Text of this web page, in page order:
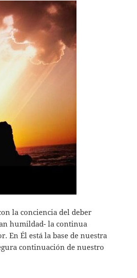
la conciencia del deber
humildad- la continua
En Él está la base de nuestra
continuación de nuestro